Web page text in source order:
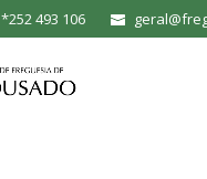
*252 493 106